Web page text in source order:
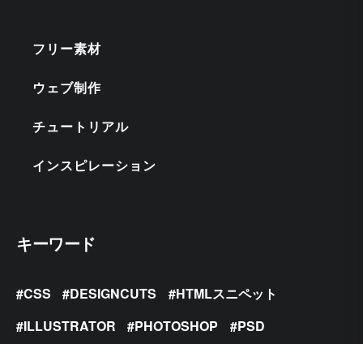
フリー素材
ウェブ制作
チュートリアル
インスピレーション
キーワード
CSS DESIGNCUTS
HTMLスニペット
ILLUSTRATOR
PHOTOSHOP
PSD